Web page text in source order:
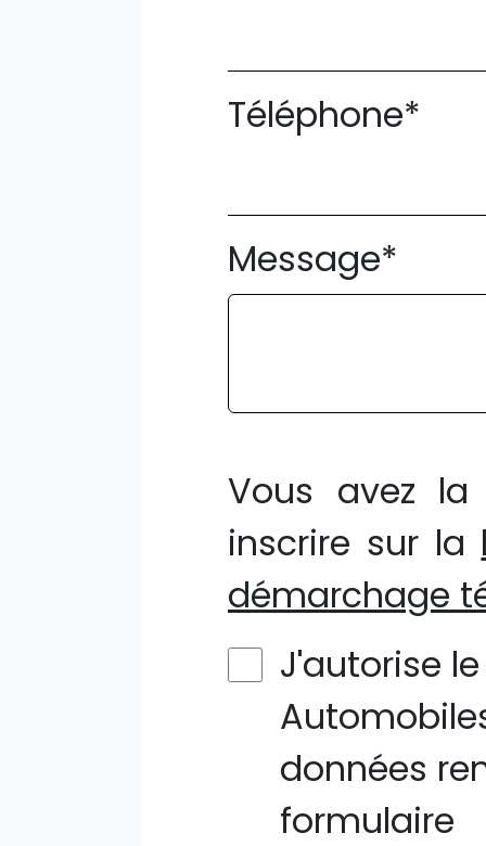
Téléphone*
Message*
Vous avez
inscrire sur la
démarchage
J'autorise
données
formulaire